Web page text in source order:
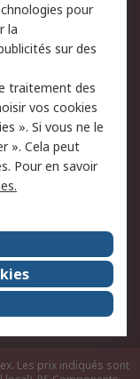
des E-mails
anti-
RSE
Les prix indiqués sont
pour
la
sur des
traitement des
vos cookies
». Si vous ne le
». Cela peut
Pour en savoir